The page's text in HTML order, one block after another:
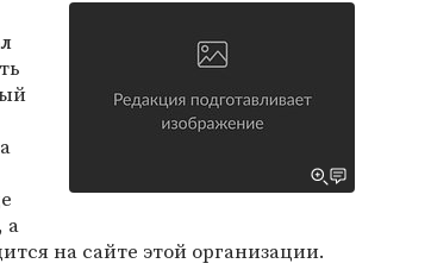
а
на сайте этой организации.